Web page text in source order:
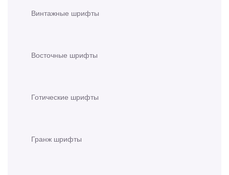
Винтажные шрифты
Восточные шрифты
Готические шрифты
Гранж шрифты